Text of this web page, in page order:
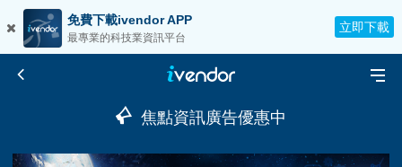
免費下載ivendor APP
最專業的科技業資訊平台
立即下載
焦點資訊廣告優惠中